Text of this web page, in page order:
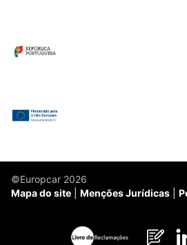
©Europcar 2026
Mapa do site
Menções Jurídicas